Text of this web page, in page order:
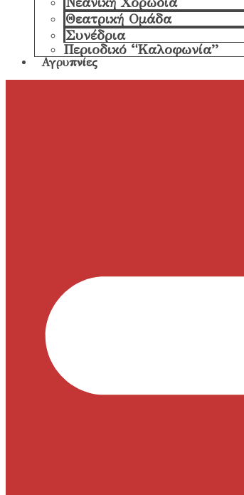
Θεατρική Ομάδα
Συνέδρια
Περιοδικό “Καλοφωνία”
Αγρυπνίες